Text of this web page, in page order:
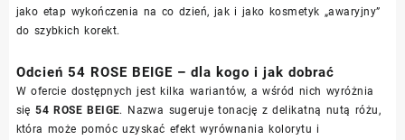
jako etap wykończenia na co dzień, jak i jako kosmetyk „awaryjny”
do szybkich korekt.
Odcień 54 ROSE BEIGE – dla kogo i jak dobrać
W ofercie dostępnych jest kilka wariantów, a wśród nich wyróżnia
się54 ROSE BEIGE. Nazwa sugeruje tonację z delikatną nutą różu,
która może pomóc uzyskać efekt wyrównania kolorytu i